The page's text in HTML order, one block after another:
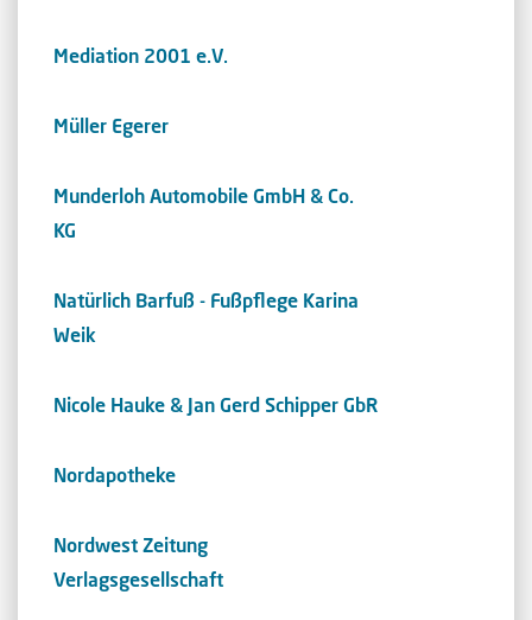
Mediation 2001 e.V.
Müller Egerer
Munderloh Automobile GmbH & Co.
KG
Natürlich Barfuß - Fußpflege Karina
Weik
Nicole Hauke & Jan Gerd Schipper GbR
Nordapotheke
Nordwest Zeitung
Verlagsgesellschaft